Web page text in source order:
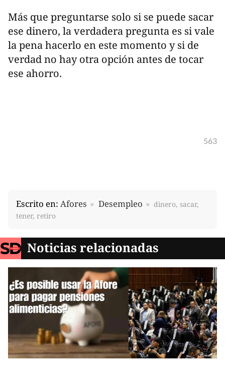
Más que preguntarse solo si se puede sacar
ese dinero, la verdadera pregunta es si vale
la pena hacerlo en este momento y si de
verdad no hay otra opción antes de tocar
ese ahorro.
563
Escrito en: Afores Desempleo
dinero, sacar,
tener, retiro
Noticias relacionadas